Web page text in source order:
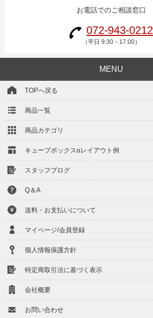
お電話でのご相談窓口
072-943-0212
（平日 9:30－17:00）
MENU
TOPへ戻る
商品一覧
商品カテゴリ
キューブボックスαレイアウト例
スタッフブログ
Q＆A
送料・お支払いについて
マイページ/会員登録
個人情報保護方針
特定商取引法に基づく表示
会社概要
お問い合わせ